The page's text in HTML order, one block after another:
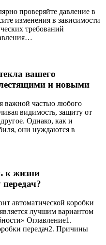
проверяйте давление в
изменения в зависимости
требований
вашего
и новыми
важной частью любого
видимость, защиту от
Однако, как и
они нуждаются в
к жизни
автоматической коробки
лучшим вариантом
Оглавление1.
передач2. Причины